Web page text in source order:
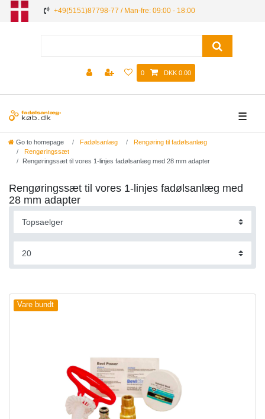
+49(5151)87798-77 / Man-fre: 09:00 - 18:00
0 DKK 0.00
☰
Go to homepage Fadølsanlæg
Rengøring til fadølsanlæg
Rengøringssæt
Rengøringssæt til vores 1-linjes fadølsanlæg med 28 mm adapter
Rengøringssæt til vores 1-linjes fadølsanlæg med
28 mm adapter
Vare bundt